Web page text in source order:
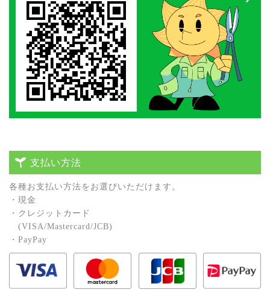
支払い方法
各種お⽀払い⽅法をお選びいただけます。
・現⾦
・クレジットカード
(VISA/Mastercard/JCB)
・PayPay